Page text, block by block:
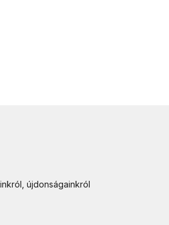
újdonságainkról